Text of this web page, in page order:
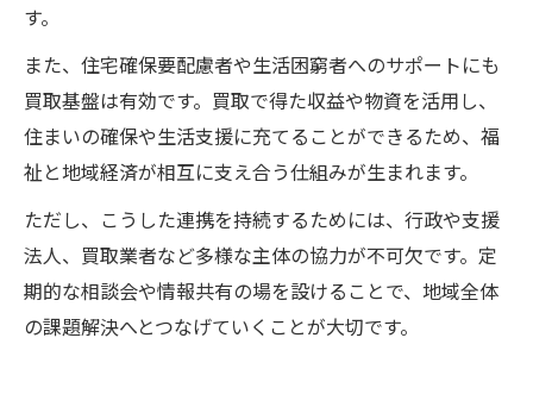
す。
また、住宅確保要配慮者や生活困窮者へのサポートにも
買取基盤は有効です。買取で得た収益や物資を活用し、
住まいの確保や生活支援に充てることができるため、福
祉と地域経済が相互に支え合う仕組みが生まれます。
ただし、こうした連携を持続するためには、行政や支援
法人、買取業者など多様な主体の協力が不可欠です。定
期的な相談会や情報共有の場を設けることで、地域全体
の課題解決へとつなげていくことが大切です。